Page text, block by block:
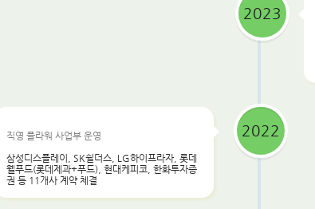
2023
2022
직영 플라워 사업부 운영
삼성디스플레이, SK쉴더스, LG하이프라자, 롯데
웰푸드(롯데제과+푸드), 현대케피코, 한화투자증
권 등 11개사 계약 체결